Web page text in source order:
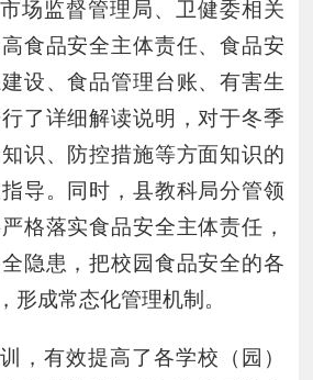
市场监督管理局、卫健委相关
食品安全主体责任、食品安
设、食品管理台账、有害生
了详细解读说明 ，对于冬季
识、防控措施等方面知识的
导。同时， 县教科局分管领
严格落实食品安全主体责任 ，
隐患，把校园食品安全的各
， 形成常态化管理机制。
，有效提高了各学校（园）